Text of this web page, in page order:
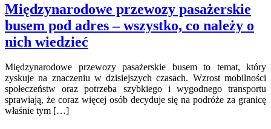
Międzynarodowe przewozy pasażerskie
busem pod adres – wszystko, co należy o
nich wiedzieć
Międzynarodowe przewozy pasażerskie busem to temat, który
zyskuje na znaczeniu w dzisiejszych czasach. Wzrost mobilności
społeczeństw oraz potrzeba szybkiego i wygodnego transportu
sprawiają, że coraz więcej osób decyduje się na podróże za granicę
właśnie tym […]